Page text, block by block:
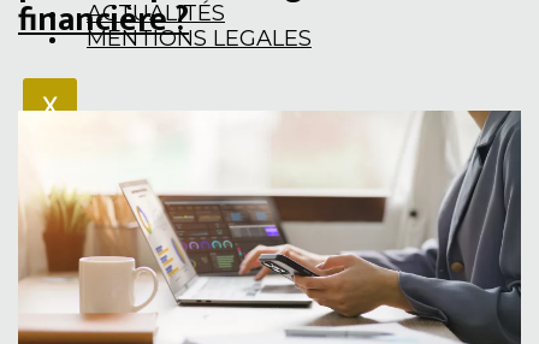
ACTUALITÉS
MENTIONS LEGALES
X
financière ?